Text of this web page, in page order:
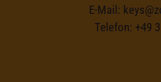
E-Mail:
Telefon: +49